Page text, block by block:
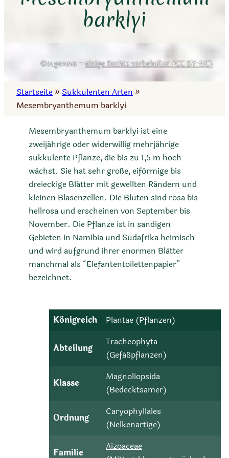
barklyi
eugenevs –einige Rechte vorbehalten (CC BY-NC)
Startseite » Sukkulenten Arten »
Mesembryanthemum barklyi
Mesembryanthemum barklyi ist eine
zweijährige oder widerwillig mehrjährige
sukkulente Pflanze, die bis zu 1,5 m hoch
wächst. Sie hat sehr große, eiförmige bis
dreieckige Blätter mit gewellten Rändern und
kleinen Blasenzellen. Die Blüten sind rosa bis
hellrosa und erscheinen von September bis
November. Die Pflanze ist in sandigen
Gebieten in Namibia und Südafrika heimisch
und wird aufgrund ihrer enormen Blätter
manchmal als “Elefantentoilettenpapier”
bezeichnet.
Königreich Plantae (Pflanzen)
Abteilung
Tracheophyta
(Gefäßpflanzen)
Klasse
Magnoliopsida
(Bedecktsamer)
Ordnung
Caryophyllales
(Nelkenartige)
Familie
Aizoaceae